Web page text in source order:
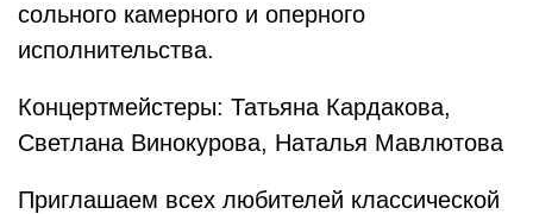
сольного камерного и оперного
исполнительства.
Концертмейстеры: Татьяна Кардакова,
Светлана Винокурова, Наталья Мавлютова
Приглашаем всех любителей классической